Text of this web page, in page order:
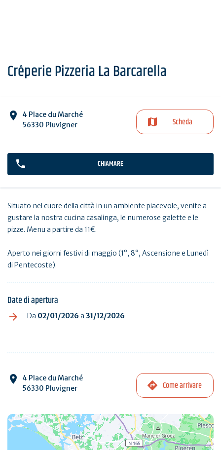
Crêperie Pizzeria La Barcarella
4 Place du Marché
56330 Pluvigner
Scheda
CHIAMARE
Situato nel cuore della città in un ambiente piacevole, venite a
gustare la nostra cucina casalinga, le numerose galette e le
pizze. Menu a partire da 11€.
Aperto nei giorni festivi di maggio (1°, 8°, Ascensione e Lunedì
di Pentecoste).
Date di apertura
Da 02/01/2026 a 31/12/2026
4 Place du Marché
56330 Pluvigner
Come arrivare